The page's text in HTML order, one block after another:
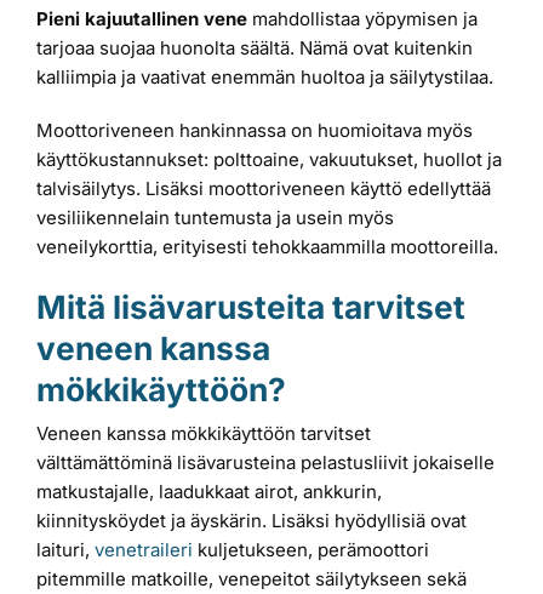
Pieni kajuutallinen vene mahdollistaa yöpymisen ja
tarjoaa suojaa huonolta säältä. Nämä ovat kuitenkin
kalliimpia ja vaativat enemmän huoltoa ja säilytystilaa.
Moottoriveneen hankinnassa on huomioitava myös
käyttökustannukset: polttoaine, vakuutukset, huollot ja
talvisäilytys. Lisäksi moottoriveneen käyttö edellyttää
vesiliikennelain tuntemusta ja usein myös
veneilykorttia, erityisesti tehokkaammilla moottoreilla.
Mitä lisävarusteita tarvitset
veneen kanssa
mökkikäyttöön?
Veneen kanssa mökkikäyttöön tarvitset
välttämättöminä lisävarusteina pelastusliivit jokaiselle
matkustajalle, laadukkaat airot, ankkurin,
kiinnitysköydet ja äyskärin. Lisäksi hyödyllisiä ovat
laituri, venetraileri kuljetukseen, perämoottori
pitemmille matkoille, venepeitot säilytykseen sekä